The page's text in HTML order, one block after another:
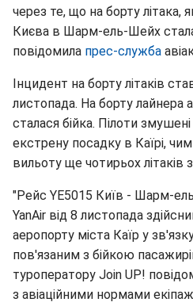
через те, що на борту літака,
Києва в Шарм-ель-Шейх
повідомила прес-служба
Інцидент на борту літаків
листопада. На борту лайнера
сталася бійка. Пілоти
екстрену посадку в Каїрі,
вильоту ще чотирьох літаків
"Рейс YE5015 Київ - Шарм-
YanAir від 8 листопада
аеропорту міста Каїр у
пов'язаним з бійкою
туроператору Join UP!
з авіаційними нормами